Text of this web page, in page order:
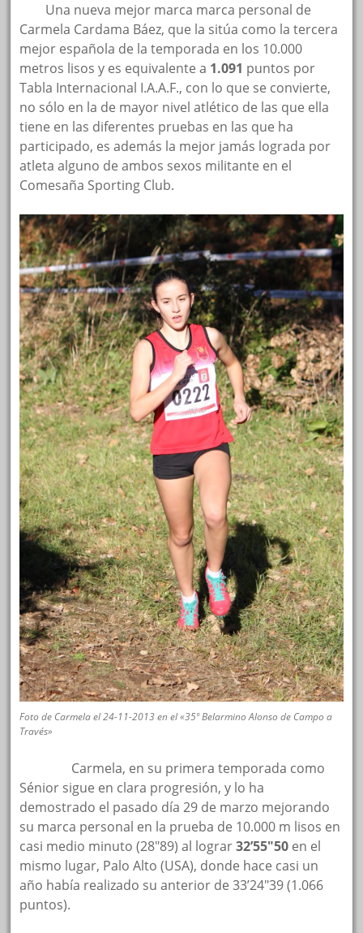
Una nueva mejor marca marca personal de
Carmela Cardama Báez, que la sitúa como la tercera
mejor española de la temporada en los 10.000
metros lisos y es equivalente a 1.091 puntos por
Tabla Internacional I.A.A.F., con lo que se convierte,
no sólo en la de mayor nivel atlético de las que ella
tiene en las diferentes pruebas en las que ha
participado, es además la mejor jamás lograda por
atleta alguno de ambos sexos militante en el
Comesaña Sporting Club.
Foto de Carmela el 24-11-2013 en el «35º Belarmino Alonso de Campo a
Través»
Carmela, en su primera temporada como
Sénior sigue en clara progresión, y lo ha
demostrado el pasado día 29 de marzo mejorando
su marca personal en la prueba de 10.000 m lisos en
casi medio minuto (28″89) al lograr32’55″50 en el
mismo lugar, Palo Alto (USA), donde hace casi un
año había realizado su anterior de 33’24″39 (1.066
puntos).